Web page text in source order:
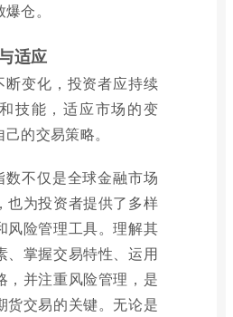
仓。
适应
断变化，投资者应持续
技能，适应市场的变
的交易策略。
数不仅是全球金融市场
也为投资者提供了多样
风险管理工具。理解其
、掌握交易特性、运用
，并注重风险管理，是
货交易的关键。无论是